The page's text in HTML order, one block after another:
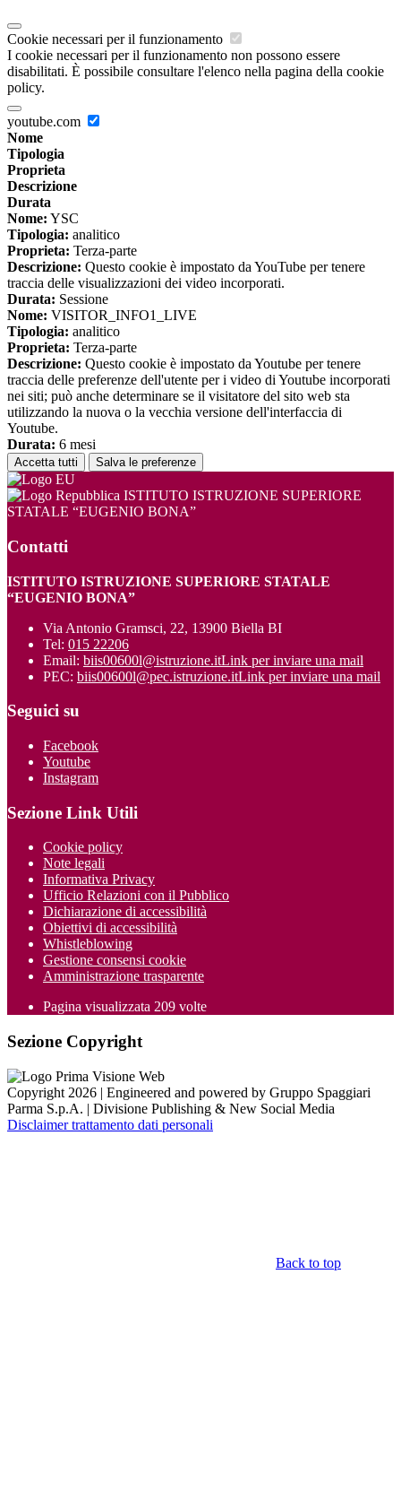
Cookie necessari per il funzionamento
I cookie necessari per il funzionamento non possono essere
disabilitati. È possibile consultare l'elenco nella pagina della cookie
policy.
youtube.com
Nome
Tipologia
Proprieta
Descrizione
Durata
Nome: YSC
Tipologia: analitico
Proprieta: Terza-parte
Descrizione: Questo cookie è impostato da YouTube per tenere
traccia delle visualizzazioni dei video incorporati.
Durata: Sessione
Nome: VISITOR_INFO1_LIVE
Tipologia: analitico
Proprieta: Terza-parte
Descrizione: Questo cookie è impostato da Youtube per tenere
traccia delle preferenze dell'utente per i video di Youtube incorporati
nei siti; può anche determinare se il visitatore del sito web sta
utilizzando la nuova o la vecchia versione dell'interfaccia di
Youtube.
Durata: 6 mesi
Accetta tutti Salva le preferenze
ISTITUTO ISTRUZIONE SUPERIORE
STATALE “EUGENIO BONA”
Contatti
ISTITUTO ISTRUZIONE SUPERIORE STATALE
“EUGENIO BONA”
Via Antonio Gramsci, 22, 13900 Biella BI
Tel: 015 22206
Email: biis00600l@istruzione.itLink per inviare una mail
PEC: biis00600l@pec.istruzione.itLink per inviare una mail
Seguici su
Facebook
Youtube
Instagram
Sezione Link Utili
Cookie policy
Note legali
Informativa Privacy
Ufficio Relazioni con il Pubblico
Dichiarazione di accessibilità
Obiettivi di accessibilità
Whistleblowing
Gestione consensi cookie
Amministrazione trasparente
Pagina visualizzata 209 volte
Sezione Copyright
Copyright 2026 | Engineered and powered by Gruppo Spaggiari
Parma S.p.A. | Divisione Publishing & New Social Media
Disclaimer trattamento dati personali
Back to top